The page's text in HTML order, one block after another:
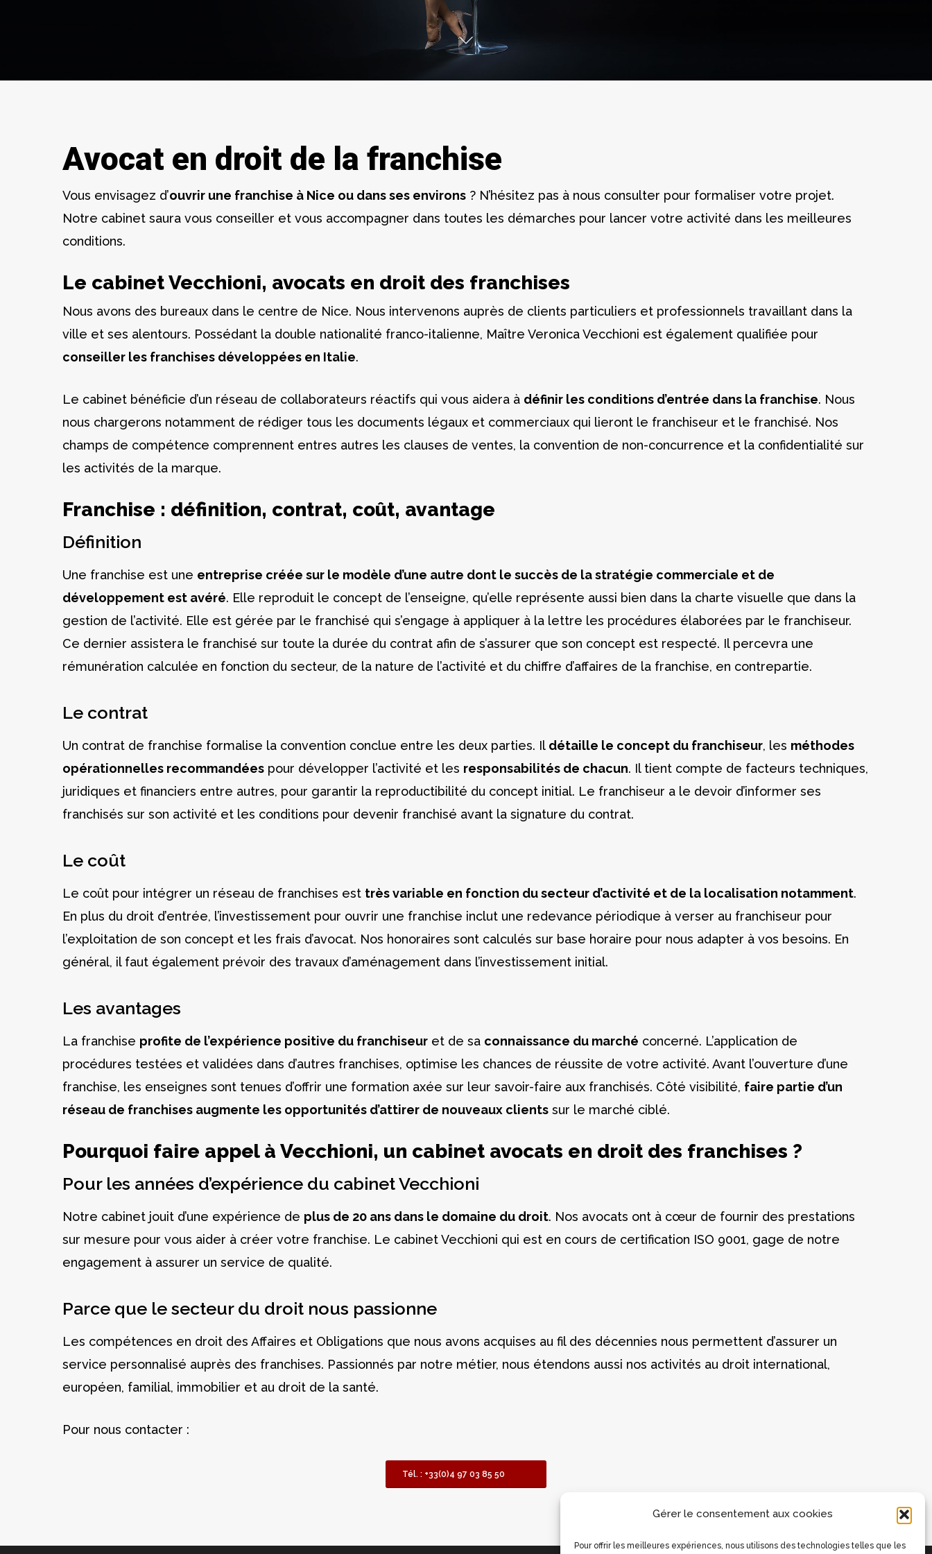
Gérer le consentement aux cookies
Pour offrir les meilleures expériences, nous utilisons des technologies telles que les
Avocat en droit de la franchise
Vous envisagez d’ouvrir une franchise à Nice ou dans ses environs ? N’hésitez pas à nous consulter pour formaliser votre projet.
Notre cabinet saura vous conseiller et vous accompagner dans toutes les démarches pour lancer votre activité dans les meilleures
conditions.
Le cabinet Vecchioni, avocats en droit des franchises
Nous avons des bureaux dans le centre de Nice. Nous intervenons auprès de clients particuliers et professionnels travaillant dans la
ville et ses alentours. Possédant la double nationalité franco-italienne, Maître Veronica Vecchioni est également qualifiée pour
conseiller les franchises développées en Italie.
Le cabinet bénéficie d’un réseau de collaborateurs réactifs qui vous aidera à définir les conditions d’entrée dans la franchise. Nous
nous chargerons notamment de rédiger tous les documents légaux et commerciaux qui lieront le franchiseur et le franchisé. Nos
champs de compétence comprennent entres autres les clauses de ventes, la convention de non-concurrence et la confidentialité sur
les activités de la marque.
Franchise : définition, contrat, coût, avantage
Définition
Une franchise est une entreprise créée sur le modèle d’une autre dont le succès de la stratégie commerciale et de
développement est avéré. Elle reproduit le concept de l’enseigne, qu’elle représente aussi bien dans la charte visuelle que dans la
gestion de l’activité. Elle est gérée par le franchisé qui s’engage à appliquer à la lettre les procédures élaborées par le franchiseur.
Ce dernier assistera le franchisé sur toute la durée du contrat afin de s’assurer que son concept est respecté. Il percevra une
rémunération calculée en fonction du secteur, de la nature de l’activité et du chiffre d’affaires de la franchise, en contrepartie.
Le contrat
Un contrat de franchise formalise la convention conclue entre les deux parties. Il détaille le concept du franchiseur, les méthodes
opérationnelles recommandées pour développer l’activité et les responsabilités de chacun. Il tient compte de facteurs techniques,
juridiques et financiers entre autres, pour garantir la reproductibilité du concept initial. Le franchiseur a le devoir d’informer ses
franchisés sur son activité et les conditions pour devenir franchisé avant la signature du contrat.
Le coût
Le coût pour intégrer un réseau de franchises est très variable en fonction du secteur d’activité et de la localisation notamment.
En plus du droit d’entrée, l’investissement pour ouvrir une franchise inclut une redevance périodique à verser au franchiseur pour
l’exploitation de son concept et les frais d’avocat. Nos honoraires sont calculés sur base horaire pour nous adapter à vos besoins. En
général, il faut également prévoir des travaux d’aménagement dans l’investissement initial.
Les avantages
La franchise profite de l’expérience positive du franchiseur et de sa connaissance du marché concerné. L’application de
procédures testées et validées dans d’autres franchises, optimise les chances de réussite de votre activité. Avant l’ouverture d’une
franchise, les enseignes sont tenues d’offrir une formation axée sur leur savoir-faire aux franchisés. Côté visibilité, faire partie d’un
réseau de franchises augmente les opportunités d’attirer de nouveaux clients sur le marché ciblé.
Pourquoi faire appel à Vecchioni, un cabinet avocats en droit des franchises ?
Pour les années d’expérience du cabinet Vecchioni
Notre cabinet jouit d’une expérience de plus de 20 ans dans le domaine du droit. Nos avocats ont à cœur de fournir des prestations
sur mesure pour vous aider à créer votre franchise. Le cabinet Vecchioni qui est en cours de certification ISO 9001, gage de notre
engagement à assurer un service de qualité.
Parce que le secteur du droit nous passionne
Les compétences en droit des Affaires et Obligations que nous avons acquises au fil des décennies nous permettent d’assurer un
service personnalisé auprès des franchises. Passionnés par notre métier, nous étendons aussi nos activités au droit international,
européen, familial, immobilier et au droit de la santé.
Pour nous contacter :
Tél. : +33(0)4 97 03 85 50